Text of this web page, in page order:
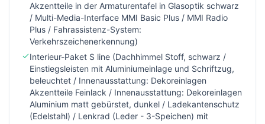
Akzentteile in der Armaturentafel in Glasoptik schwarz
/ Multi-Media-Interface MMI Basic Plus / MMI Radio
Plus / Fahrassistenz-System:
Verkehrszeichenerkennung)
Interieur-Paket S line (Dachhimmel Stoff, schwarz /
Einstiegsleisten mit Aluminiumeinlage und Schriftzug,
beleuchtet / Innenausstattung: Dekoreinlagen
Akzentteile Feinlack / Innenausstattung: Dekoreinlagen
Aluminium matt gebürstet, dunkel / Ladekantenschutz
(Edelstahl) / Lenkrad (Leder - 3-Speichen) mit